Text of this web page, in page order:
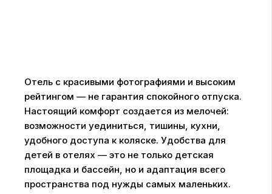
Отель с красивыми фотографиями и высоким
рейтингом — не гарантия спокойного отпуска.
Настоящий комфорт создается из мелочей:
возможности уединиться, тишины, кухни,
удобного доступа к коляске. Удобства для
детей в отелях — это не только детская
площадка и бассейн, но и адаптация всего
пространства под нужды самых маленьких.